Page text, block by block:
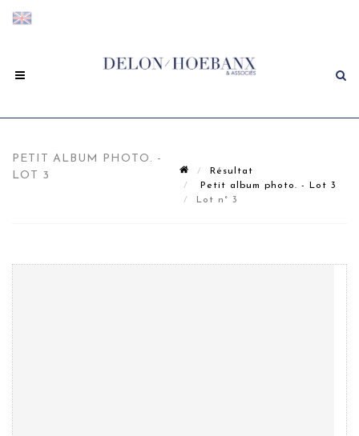
PETIT ALBUM PHOTO. -
LOT 3
Résultat
Petit album photo. - Lot 3
Lot n° 3